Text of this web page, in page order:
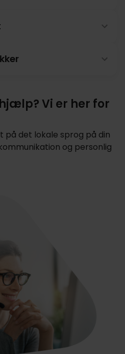
Vi er her for
på det lokale sprog på din
og personlig